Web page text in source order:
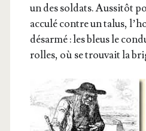
un des sol­dats. Aus­si­tôt
accu­lé contre un talus,
désar­mé : les bleus le
rolles, où se trou­vait la